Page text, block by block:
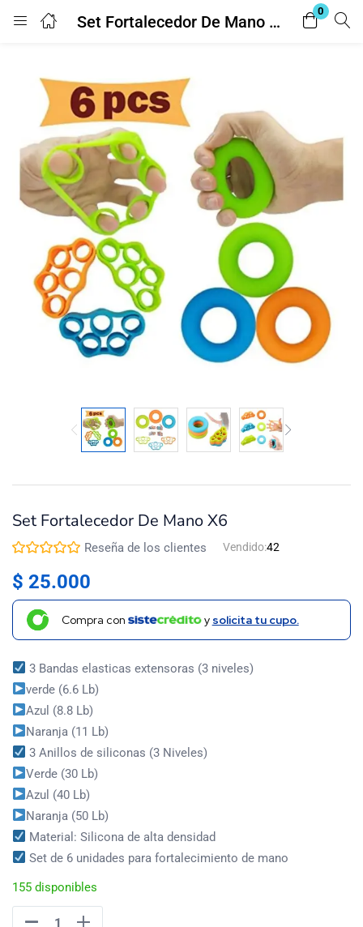
Set Fortalecedor De Mano X6
0
Login
Enter your username and password to login.
Remember me Lost password?
Set Fortalecedor De Mano X6
Reseña de los clientes Vendido:42
$ 25.000
Compra con y solicita tu cupo.
3 Bandas elasticas extensoras (3 niveles)
verde (6.6 Lb)
Azul (8.8 Lb)
Naranja (11 Lb)
3 Anillos de siliconas (3 Niveles)
Verde (30 Lb)
Azul (40 Lb)
Naranja (50 Lb)
Material: Silicona de alta densidad
Set de 6 unidades para fortalecimiento de mano
155 disponibles